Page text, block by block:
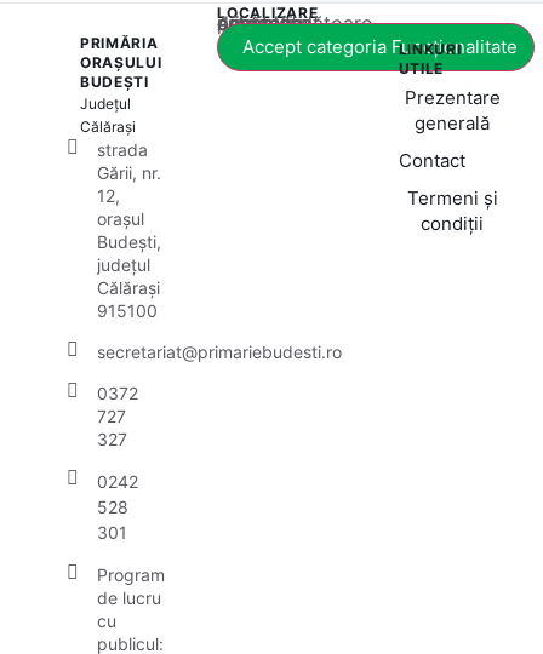
PRIMĂRIA
ORAȘULUI
BUDEȘTI
Județul
Călărași
strada
Gării, nr.
12,
orașul
Budești,
județul
Călărași
915100
secretariat@primariebudesti.ro
0372
727
327
0242
528
301
Program
de lucru
cu
publicul:
LOCALIZARE
Acest conținut este blocat până când acceptați categoria corespunzătoare de cookie-uri.
Accept categoria Funcționalitate
LINKURI
UTILE
Prezentare
generală
Contact
Termeni și
condiții